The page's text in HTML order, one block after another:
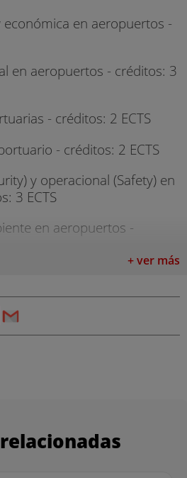
en aeropuertos -
en aeropuertos - créditos: 3
- créditos: 2 ECTS
- créditos: 2 ECTS
y operacional (Safety) en
3 ECTS
en aeropuertos -
- créditos: 4 ECTS
créditos: 4 ECTS
2 ECTS
+ ver más